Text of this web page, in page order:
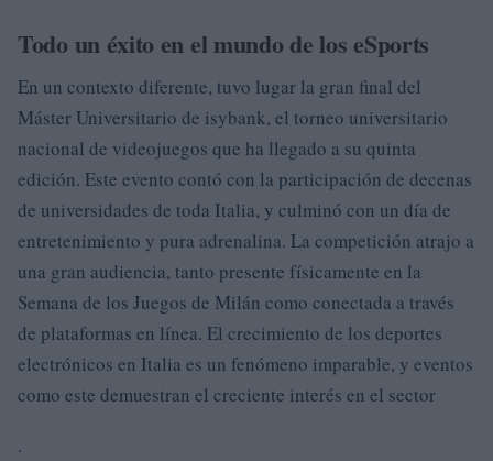
Todo un éxito en el mundo de los eSports
En un contexto diferente, tuvo lugar la gran final del
Máster Universitario de isybank, el torneo universitario
nacional de videojuegos que ha llegado a su quinta
edición. Este evento contó con la participación de decenas
de universidades de toda Italia, y culminó con un día de
entretenimiento y pura adrenalina. La competición atrajo a
una gran audiencia, tanto presente físicamente en la
Semana de los Juegos de Milán como conectada a través
de plataformas en línea. El crecimiento de los deportes
electrónicos en Italia es un fenómeno imparable, y eventos
como este demuestran el creciente interés en el sector
.